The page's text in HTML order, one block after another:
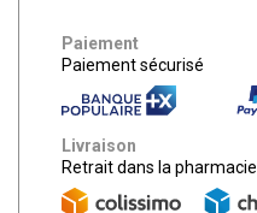
Paiement
Paiement sécurisé
Livraison
Retrait dans la pharmacie